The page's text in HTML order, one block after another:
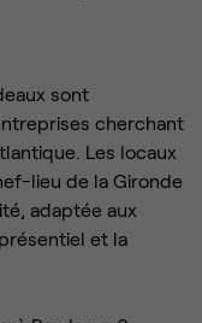
sont
cherchant
Les locaux
lieu de la Gironde
adaptée aux
et la